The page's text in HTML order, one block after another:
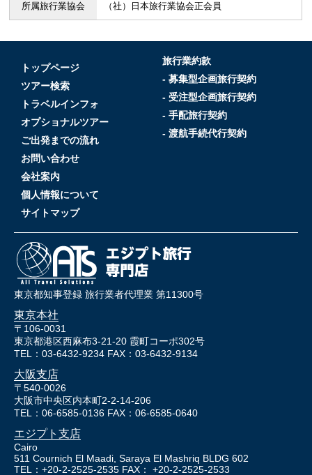
所属旅行業協会 （社）日本旅行業協会正会員
トップページ
ツアー検索
トラベルインフォ
オプショナルツアー
ご出発までの流れ
お問い合わせ
会社案内
個人情報について
サイトマップ
旅行業約款
- 募集型企画旅行契約
- 受注型企画旅行契約
- 手配旅行契約
- 渡航手続代行契約
東京都知事登録 旅行業者代理業 第11300号
東京本社
〒106-0031
東京都港区西麻布3-21-20 霞町コーポ302号
TEL：03-6432-9234 FAX：03-6432-9134
大阪支店
〒540-0026
大阪市中央区内本町2-2-14-206
TEL：06-6585-0136 FAX：06-6585-0640
エジプト支店
Cairo
511 Cournich El Maadi, Saraya El Mashriq BLDG 602
TEL：+20-2-2525-2535 FAX： +20-2-2525-2533